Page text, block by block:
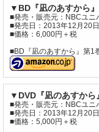
▼BD『凪のあすから
■発売・販売元：NBCユニ
■発売日：2013年12月20日
■価格：6,000円＋税
■BD『凪のあすから』第1
▼DVD『凪のあすから
■発売・販売元：NBCユニ
■発売日：2013年12月20日
■価格：5,000円＋税